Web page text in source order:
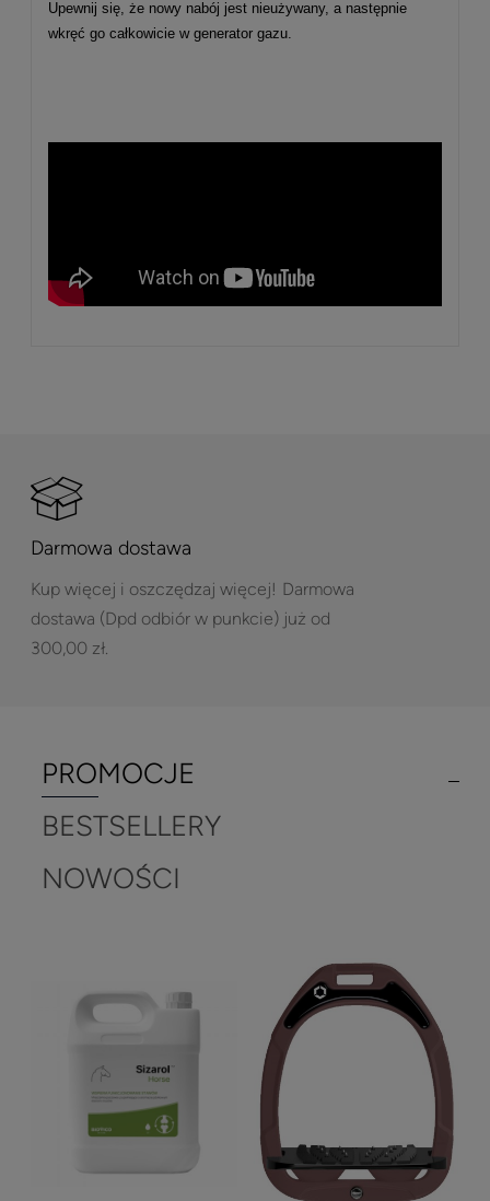
Upewnij się, że nowy nabój jest nieużywany, a następnie
wkręć go całkowicie w generator gazu.
Darmowa dostawa
Kup więcej i oszczędzaj więcej! Darmowa
dostawa (Dpd odbiór w punkcie) już od
300,00 zł.
PROMOCJE
NOWOŚCI
BESTSELLERY